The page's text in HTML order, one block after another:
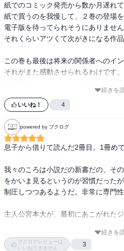
紙でのコミック発売から数か月遅れ
紙で買うのを我慢して、２巻の登場
電子版を待ってられそうにありません
それくらいアツくて次がきになる作品
この巻も最後は将来の関係者へのイ
それがまた感動させられるわけです。
そのことを振り返れるわけで、それ
賛否両論あると思いますが、私はす
います。
続きを
いいね！ 4
powered by ブクログ
息子から借りて読んだ2冊目。1冊め
我々のころは小説だの新書だの、そ
をかいま見るというのが習慣だった
制圧しつつあるようだ。非常に専門性
主人公宮本大が、最初にあこがれた
ルトレーンを聞きながら読んだ記憶が
続きを
ブクログレビューは
いいねできません
3